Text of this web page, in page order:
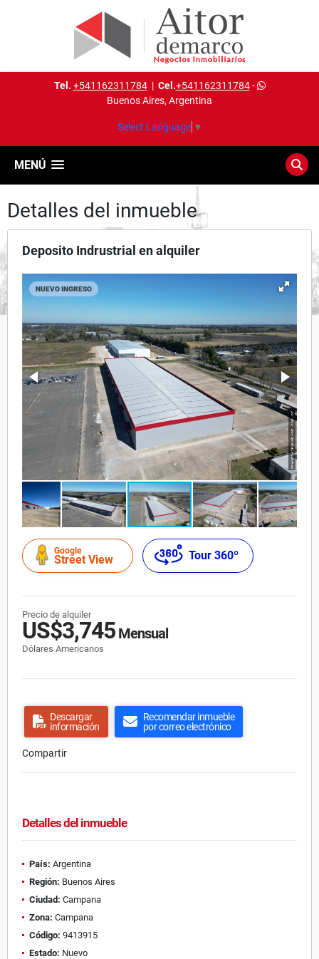
Tel. +541162311784| Cel.+541162311784-
Buenos Aires, Argentina
Select Language ▼
MENÚ
Detalles del inmueble
Deposito Indrustrial en alquiler
NUEVO INGRESO
Google
Street View Tour 360º
Precio de alquiler
US$3,745 Mensual
Dólares Americanos
Descargar
información
Recomendar inmueble
por correo electrónico
Compartir
Detalles del inmueble
País: Argentina
Región: Buenos Aires
Ciudad: Campana
Zona: Campana
Código: 9413915
Estado: Nuevo